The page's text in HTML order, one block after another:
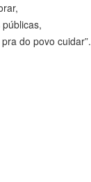
do povo cuidar”.